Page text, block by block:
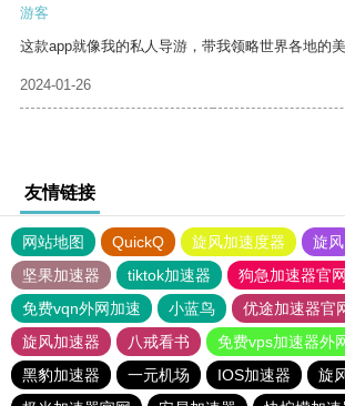
游客
这款app就像我的私人导游，带我领略世界各地的美
2024-01-26
友情链接
网站地图 QuickQ 旋风加速度器 旋风
坚果加速器
tiktok加速器
狗急加速器官网
免费vqn外网加速
小蓝鸟 优途加速器官
旋风加速器
八戒看书
免费vps加速器外
黑豹加速器
一元机场 IOS加速器
旋